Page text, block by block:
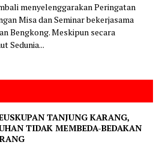
menyelenggarakan Peringatan
Misa dan Seminar bekerjasama
Bengkong. Meskipun secara
Sedunia...
TANJUNG KARANG,
TIDAK MEMBEDA-BEDAKAN